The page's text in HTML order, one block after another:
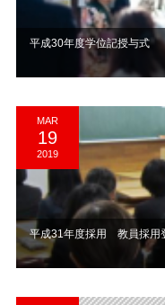
平成30年度学位記授与式
MAR
19
2019
平成31年度採用 教員採用